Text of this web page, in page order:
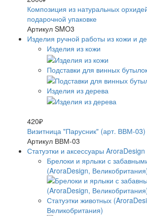
Композиция из натуральных
подарочной упаковке
Артикул SMO3
Изделия ручной работы из кожи и
Изделия из кожи
Подставки для винных
Изделия из дерева
420₽
Визитница "Парусник" (арт. ВВМ-03)
Артикул ВВМ-03
Статуэтки и аксессуары AroraDesign
Брелоки и ярлыки с
(AroraDesign,
Статуэтки животных
Великобритания)